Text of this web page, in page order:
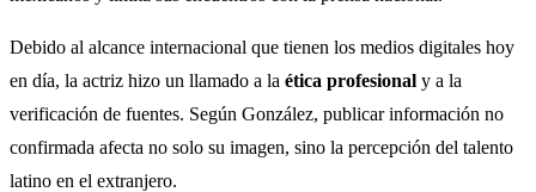
Debido al alcance internacional que tienen los medios digitales hoy
en día, la actriz hizo un llamado a la ética profesional y a la
verificación de fuentes. Según González, publicar información no
confirmada afecta no solo su imagen, sino la percepción del talento
latino en el extranjero.